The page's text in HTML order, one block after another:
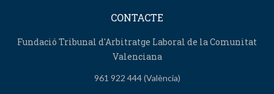
CONTACTE
Fundació Tribunal d'Arbitratge Laboral de la Comunitat
Valenciana
961 922 444 (València)